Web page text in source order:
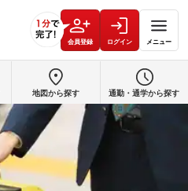
会員登録 ログイン メニュー
地図から探す 通勤・通学から探す